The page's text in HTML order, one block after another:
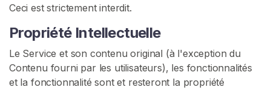
Ceci est strictement interdit.
Propriété Intellectuelle
Le Service et son contenu original (à l'exception du
Contenu fourni par les utilisateurs), les fonctionnalités
et la fonctionnalité sont et resteront la propriété